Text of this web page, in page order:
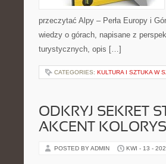
przeczytać Alpy – Perła Europy i
wiedzy o górach, napisane z
turystycznych, opis […]
CATEGORIES: KULTURA I SZTUKA W
ODKRYJ SEKRET
AKCENT
POSTED BY ADMIN KWI - 13 -